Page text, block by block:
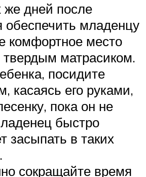
дней после
обеспечить младенцу
комфортное место
твердым матрасиком.
посидите
касаясь его руками,
пока он не
быстро
засыпать в таких
сокращайте время